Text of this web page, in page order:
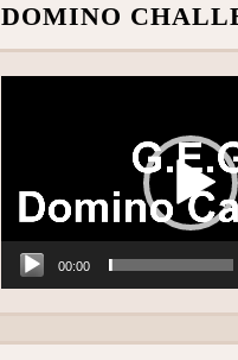
DOMINO
00:00